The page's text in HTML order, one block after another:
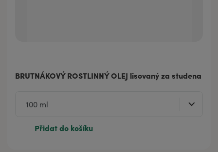
BRUTNÁKOVÝ ROSTLINNÝ OLEJ lisovaný za studena
Přidat do košíku